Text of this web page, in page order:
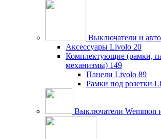
Выключатели и
Аксессуары Livolo 20
Комплектующие (рамки,
механизмы) 149
Панели Livolo 89
Рамки под розетки
Выключатели Wemmon